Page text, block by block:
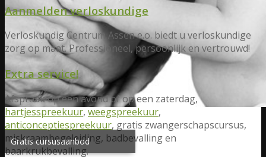
Gratis cursusaanbod
Aanmelden verloskundige
Verloskundig Centrum Assen e.o. biedt u verloskundige
zorg op maat. Professioneel, persoonlijk en vertrouwd!
Extra service!
Afspraak op een avond of op een zaterdag,
hartjesspreekuur, weegspreekuur,
anticonceptiespreekuur, gratis zwangerschapscursus,
miskraambegeleiding, badbevalling en
baarkrukbevalling.